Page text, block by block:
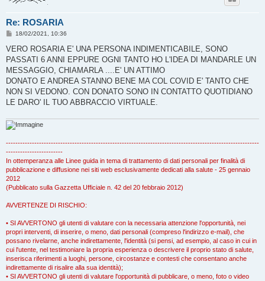
Re: ROSARIA
M
s
a
g
i
o
18/02/2021, 10:36
VERO ROSARIA E' UNA PERSONA INDIMENTICABILE, SONO
PASSATI 6 ANNI EPPURE OGNI TANTO HO L'IDEA DI MANDARLE UN
MESSAGGIO, CHIAMARLA ....E' UN ATTIMO
DONATO E ANDREA STANNO BENE MA COL COVID E' TANTO CHE
NON SI VEDONO. CON DONATO SONO IN CONTATTO QUOTIDIANO
LE DARO' IL TUO ABBRACCIO VIRTUALE.
-----------------------------------------------------------------------------------------------------------
------------------------
In ottemperanza alle Linee guida in tema di trattamento di dati personali per finalità di
pubblicazione e diffusione nei siti web esclusivamente dedicati alla salute - 25 gennaio
2012
(Pubblicato sulla Gazzetta Ufficiale n. 42 del 20 febbraio 2012)
AVVERTENZE DI RISCHIO:
• SI AVVERTONO gli utenti di valutare con la necessaria attenzione l'opportunità, nei
propri interventi, di inserire, o meno, dati personali (compreso l'indirizzo e-mail), che
possano rivelarne, anche indirettamente, l'identità (si pensi, ad esempio, al caso in cui in
cui l'utente, nel testimoniare la propria esperienza o descrivere il proprio stato di salute,
inserisca riferimenti a luoghi, persone, circostanze e contesti che consentano anche
indirettamente di risalire alla sua identità);
• SI AVVERTONO gli utenti di valutare l'opportunità di pubblicare, o meno, foto o video